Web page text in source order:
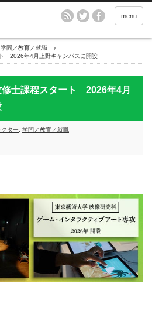
menu
学問／教育／就職
2026年4月上野キャンパスに開設
修士課程スタート 2026年4月
ター 学問／教育／就職